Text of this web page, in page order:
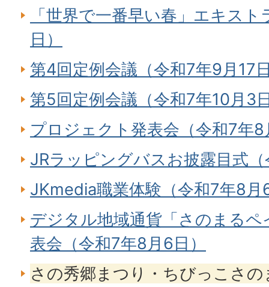
「世界で一番早い春」エキス
日）
第4回定例会議（令和7年9月17
第5回定例会議（令和7年10月3
プロジェクト発表会（令和7年
JRラッピングバスお披露目式
JKmedia職業体験（令和7年8月
デジタル地域通貨「さのまる
表会（令和7年8月6日）
さの秀郷まつり・ちびっこさ